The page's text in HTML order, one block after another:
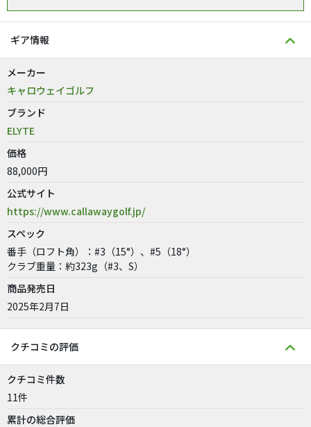
ギア情報
メーカー
キャロウェイゴルフ
ブランド
ELYTE
価格
88,000円
公式サイト
https://www.callawaygolf.jp/
スペック
番手（ロフト角）：#3（15°）、#5（18°）
クラブ重量：約323g（#3、S）
商品発売日
2025年2月7日
クチコミの評価
クチコミ件数
11件
累計の総合評価